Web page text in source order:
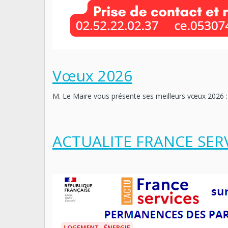
Vœux 2026
M. Le Maire vous présente ses meilleurs vœux 2026
ACTUALITE FRANCE